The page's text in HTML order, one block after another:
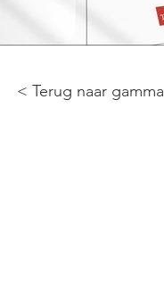
< Terug naar gamma